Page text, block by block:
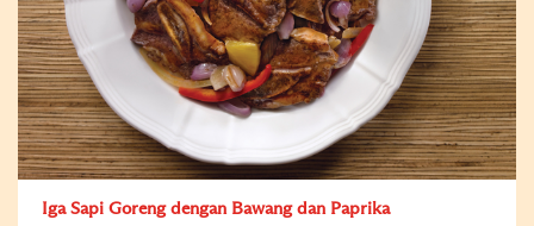
Iga Sapi Goreng dengan Bawang dan Paprika